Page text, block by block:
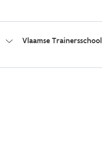
Vlaamse Trainersschool